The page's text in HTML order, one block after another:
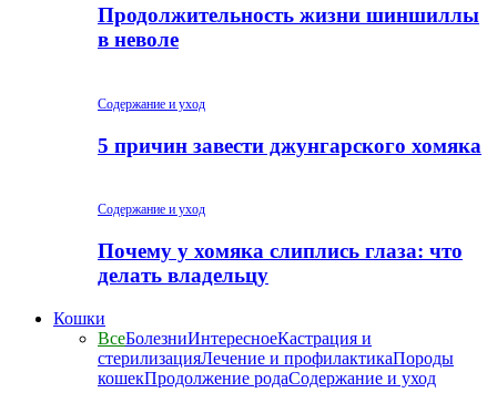
Продолжительность жизни шиншиллы
в неволе
Содержание и уход
5 причин завести джунгарского хомяка
Содержание и уход
Почему у хомяка слиплись глаза: что
делать владельцу
Кошки
ВсеБолезниИнтересноеКастрация и
стерилизацияЛечение и профилактикаПороды
кошекПродолжение родаСодержание и уход